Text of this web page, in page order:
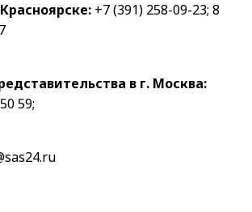
+7 (391) 258-09-23; 8
в г. Москва:
59;